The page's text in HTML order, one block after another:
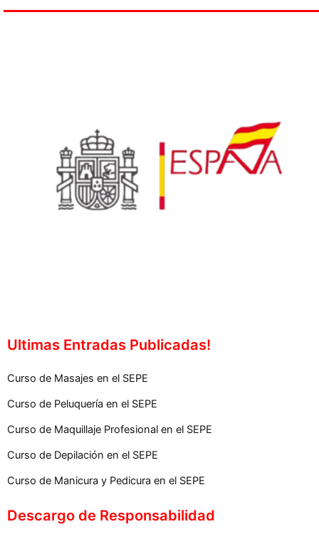
Ultimas Entradas Publicadas!
Curso de Masajes en el SEPE
Curso de Peluquería en el SEPE
Curso de Maquillaje Profesional en el SEPE
Curso de Depilación en el SEPE
Curso de Manicura y Pedicura en el SEPE
Descargo de Responsabilidad